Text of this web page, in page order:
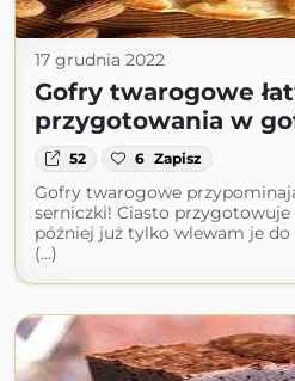
17 grudnia 2022
Gofry twarogowe
przygotowania w
52 6 Zapisz
Gofry twarogowe
serniczki! Ciasto przygotowuje
później już tylko wlewam je
(...)